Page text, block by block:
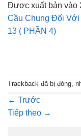
Được xuất bản vào
Cầu Chung Đối Với
13 ( PHẦN 4)
Trackback đã bị đóng,
← Trước
Tiếp theo →